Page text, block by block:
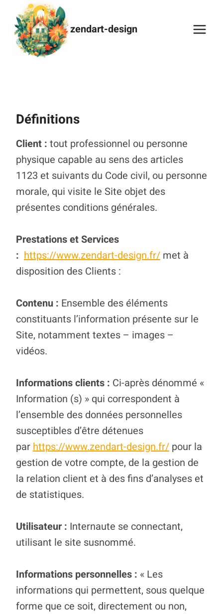
zendart-design
Définitions
Client : tout professionnel ou personne
physique capable au sens des articles
1123 et suivants du Code civil, ou personne
morale, qui visite le Site objet des
présentes conditions générales.
Prestations et Services
: https://www.zendart-design.fr/ met à
disposition des Clients :
Contenu : Ensemble des éléments
constituants l’information présente sur le
Site, notamment textes – images –
vidéos.
Informations clients : Ci-après dénommé «
Information (s) » qui correspondent à
l’ensemble des données personnelles
susceptibles d’être détenues
parhttps://www.zendart-design.fr/ pour la
gestion de votre compte, de la gestion de
la relation client et à des fins d’analyses et
de statistiques.
Utilisateur : Internaute se connectant,
utilisant le site susnommé.
Informations personnelles : « Les
informations qui permettent, sous quelque
forme que ce soit, directement ou non,